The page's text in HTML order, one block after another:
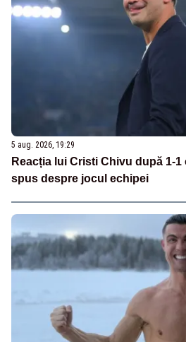
5 aug. 2026, 19:29
Reacția lui Cristi Chivu după 1-1
spus despre jocul echipei